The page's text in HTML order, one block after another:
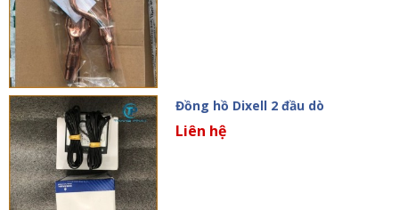
Đồng hồ Dixell 2 đầu dò
Liên hệ